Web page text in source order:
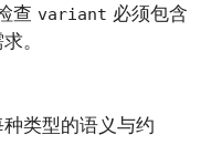
查 variant 必须包含
。
类型的语义与约